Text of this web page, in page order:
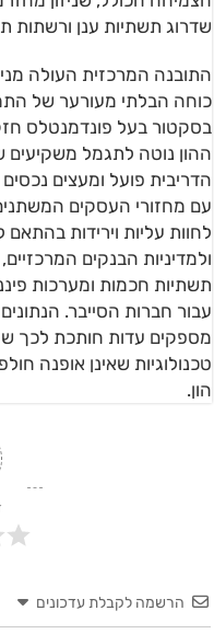
שדרוג תשתיות ענן ורשתות
התובנה המרכזית העולה
כוחה הבלתי מעורער של
בסקטור בעל פונדמנטלס
ההון נוטה לתגמל משקיעים
הדריבית פועל ומעצים
עם מחזורי העסקים
לחוות עליות וירידות
ולמדיניות הבנקים
תשתיות חכמות ומערכות
עבור חברות הסייבר.
מספקים עדות חותכת לכך
טכנולוגיות שאינן אופנה
הון.
הרשמה לקבלת עדכונים